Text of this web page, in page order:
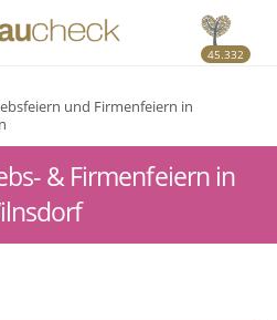
45.332
und Firmenfeiern in
& Firmenfeiern in